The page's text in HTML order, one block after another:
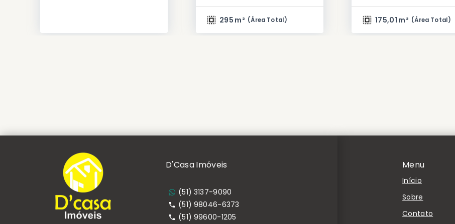
295 m² (Área Total) 175,01 m² (Área Total)
Menu
Início
Sobre
Contato
D'Casa Imóveis
(51) 3137-9090
(51) 98046-6373
(51) 99600-1205